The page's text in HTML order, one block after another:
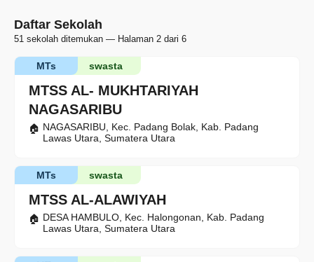
Daftar Sekolah
51 sekolah ditemukan — Halaman 2 dari 6
MTSS AL- MUKHTARIYAH
NAGASARIBU
swasta
MTs
NAGASARIBU, Kec. Padang Bolak, Kab. Padang
Lawas Utara, Sumatera Utara
MTSS AL-ALAWIYAH
swasta
MTs
DESA HAMBULO, Kec. Halongonan, Kab. Padang
Lawas Utara, Sumatera Utara